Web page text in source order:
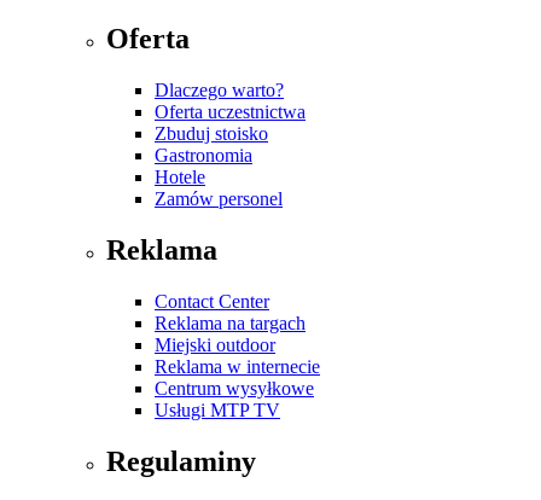
Oferta
Dlaczego warto?
Oferta uczestnictwa
Zbuduj stoisko
Gastronomia
Hotele
Zamów personel
Reklama
Contact Center
Reklama na targach
Miejski outdoor
Reklama w internecie
Centrum wysyłkowe
Usługi MTP TV
Regulaminy